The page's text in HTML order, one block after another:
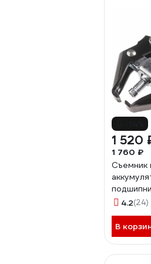
1 520
1 760 ₽
Съемник
JTC -
4.2(24)
В